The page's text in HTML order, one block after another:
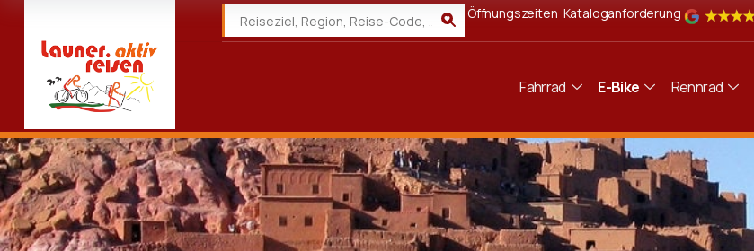
Öffnungszeiten Kataloganforderung
Fahrrad E-Bike Rennrad